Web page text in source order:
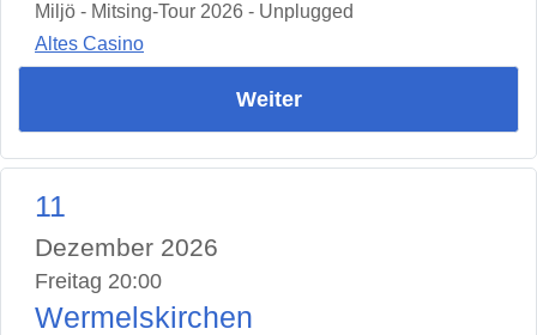
Miljö - Mitsing-Tour 2026 - Unplugged
Altes Casino
Weiter
11
Dezember 2026
Freitag 20:00
Wermelskirchen